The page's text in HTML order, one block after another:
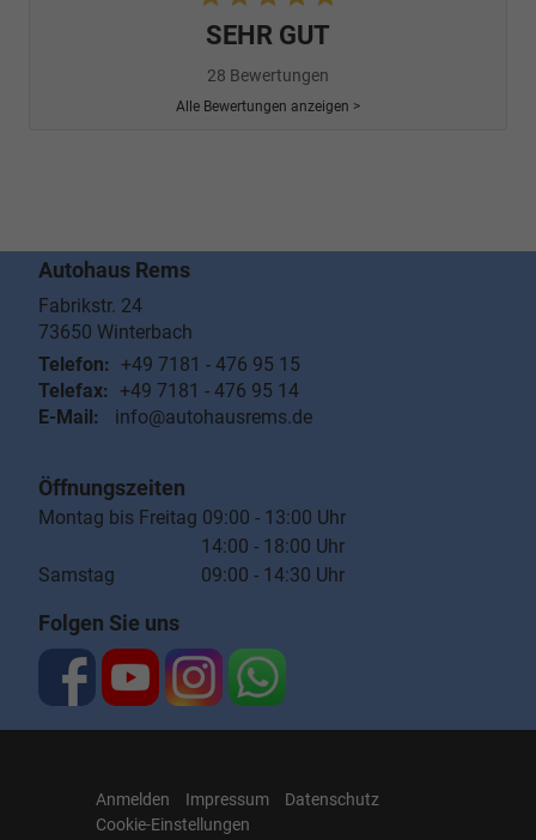
SEHR GUT
28 Bewertungen
Alle Bewertungen anzeigen >
Autohaus Rems
Fabrikstr. 24
73650 Winterbach
Telefon: +49 7181 - 476 95 15
Telefax: +49 7181 - 476 95 14
E-Mail:
info@autohausrems.de
Öffnungszeiten
Montag bis Freitag 09:00 - 13:00 Uhr
14:00 - 18:00 Uhr
Samstag 09:00 - 14:30 Uhr
Folgen Sie uns
Anmelden Impressum
Datenschutz
Cookie-Einstellungen